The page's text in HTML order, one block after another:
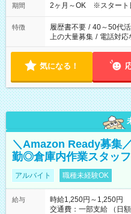
期間 2ヶ月～OK ※スタート
特徴 履歴書不要 / 40～50代
上の大量募集 / 電話対応
気になる！
＼Amazon Ready募集
勤◎倉庫内作業スタッ
アルバイト 職種未経験OK
給与
時給1,250円～1,250円
交通費：一部支給 （日